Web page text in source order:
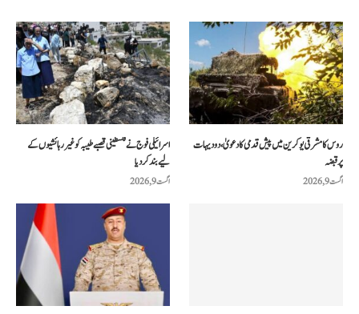
اسرائیلی فوج نے فلسطینی قصبے طیبہ کو غیر رہائشیوں کے
لیے بند کر دیا
اگست 9, 2026
روس کا مشرقی یوکرین میں پیش قدمی کا دعویٰ، دو دیہات
پر قبضہ
اگست 9, 2026